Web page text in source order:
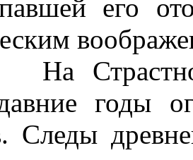
его
годы
Следы